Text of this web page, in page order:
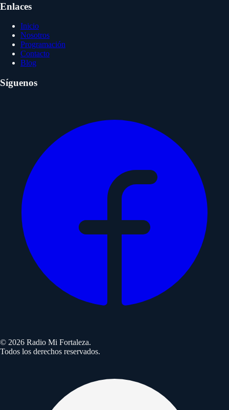
Enlaces
Inicio
Nosotros
Programación
Contacto
Blog
Síguenos
© 2026 Radio Mi Fortaleza.
Todos los derechos reservados.